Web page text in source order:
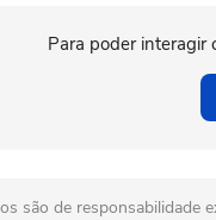
Para poder interagir
são de responsabilidade